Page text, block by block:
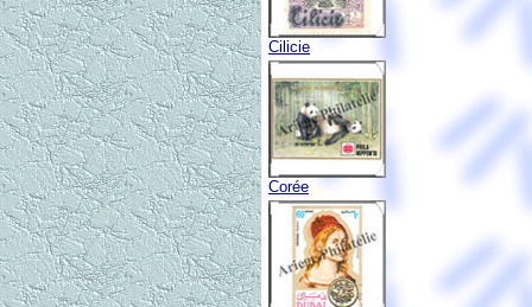
Cilicie
Corée